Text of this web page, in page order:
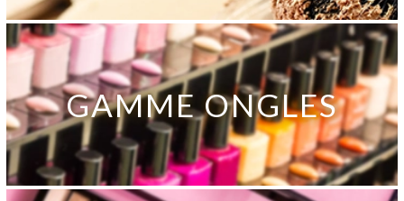
GAMME ONGLES